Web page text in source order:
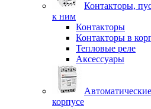
Контакторы,
к ним
Контакторы
Контакторы в
Тепловые реле
Аксессуары
корпусе